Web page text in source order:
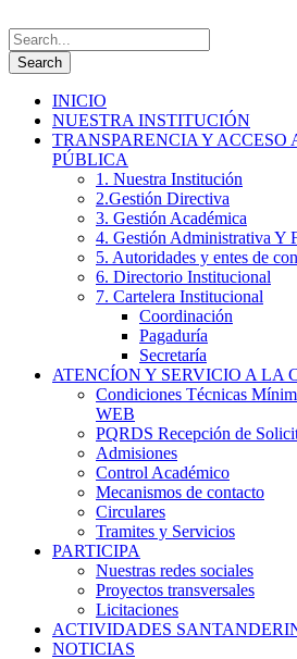
INICIO
NUESTRA INSTITUCIÓN
TRANSPARENCIA Y
PÚBLICA
1. Nuestra Institución
2.Gestión Directiva
3. Gestión Académica
4. Gestión Administrativa Y
5. Autoridades y entes de
6. Directorio Institucional
7. Cartelera Institucional
Coordinación
Pagaduría
Secretaría
ATENCÍON Y SERVICIO A LA
Condiciones Técnicas
WEB
PQRDS Recepción de
Admisiones
Control Académico
Mecanismos de contacto
Circulares
Tramites y Servicios
PARTICIPA
Nuestras redes sociales
Proyectos transversales
Licitaciones
ACTIVIDADES
NOTICIAS